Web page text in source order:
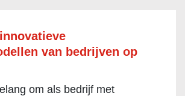
van bedrijven op
om als bedrijf met